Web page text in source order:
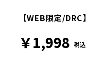
【WEB限定/
￥1,998 税込